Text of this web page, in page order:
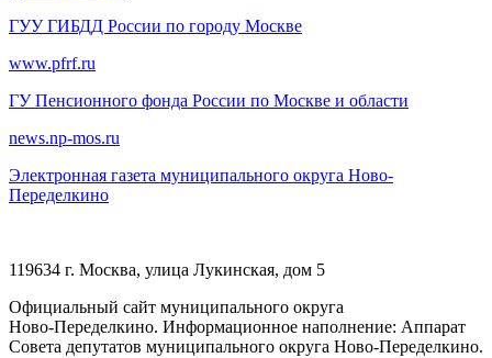
ГУУ ГИБДД России по городу Москве
www.pfrf.ru
ГУ Пенсионного фонда России по Москве и области
news.np-mos.ru
Электронная газета муниципального округа Ново-
Переделкино
119634 г. Москва, улица Лукинская, дом 5
Официальный сайт муниципального округа
Ново-Переделкино. Информационное наполнение: Аппарат
Совета депутатов муниципального округа Ново-Переделкино.